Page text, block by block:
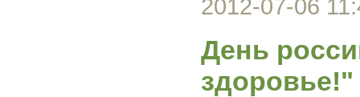
2012-07-06
День
здоровье!"